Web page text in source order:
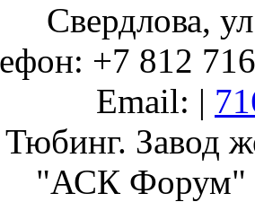
Свердлова,
+7 812
Email: |
Завод
"АСК Форум"